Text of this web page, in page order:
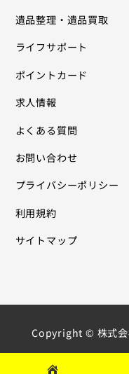
遺品整理・遺品買取
ライフサポート
ポイントカード
求人情報
よくある質問
お問い合わせ
プライバシーポリシー
利用規約
サイトマップ
Copyright © 株式